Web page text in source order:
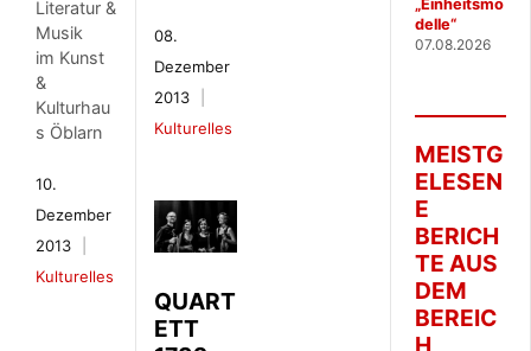
Literatur &
Musik
im Kunst
&
Kulturhau
s Öblarn
10.
Dezember
2013
Kulturelles
08.
Dezember
2013
Kulturelles
QUART
ETT
„Einheitsmo
delle“
07.08.2026
MEISTG
ELESEN
E
BERICH
TE AUS
DEM
BEREIC
H